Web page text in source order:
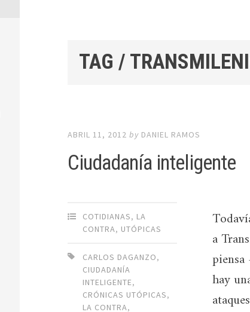
TAG /
ABRIL 11, 2012 by DANIEL RAMOS
Ciudadanía inteligente
COTIDIANAS, LA
CONTRA, UTÓPICAS
CARLOS DAGANZO,
CIUDADANÍA
INTELIGENTE,
CRÓNICAS UTÓPICAS,
LA CONTRA,
a
hay